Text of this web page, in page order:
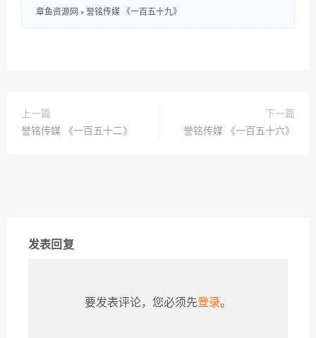
章鱼资源网 » 誉铭传媒 《一百五十九》
上一篇
誉铭传媒 《一百五十二》
下一篇
誉铭传媒 《一百五十六》
发表回复
要发表评论，您必须先登录。